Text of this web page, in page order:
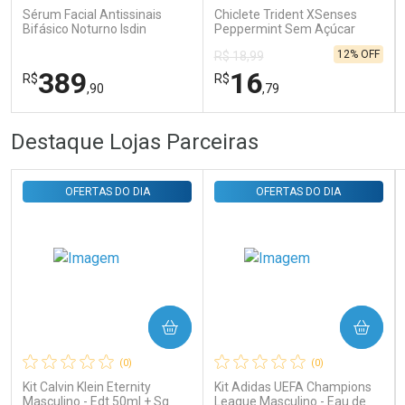
Sérum Facial Antissinais
Bifásico Noturno Isdin
R$389,90
FECHAR
Laboratório
Comprar sem Desconto
Por R$ 389,90/cada
FECHAR
Por Menos
Comprar sem Desconto
Por R$ 389,90/cada
Chiclete Trident XSenses
Peppermint Sem Açúcar
R$ 18,99
R$16,79
12% OFF
Comprar sem Desconto
Por R$ 16,79/cada
Por Menos
Comprar sem Desconto
Por R$ 16,79/cada
Destaque Lojas Parceiras
(0)
Kit Calvin Klein Eternity
Masculino - Edt 50ml + Sg
OFERTAS DO DIA
COMPRAR
(0)
Kit Adidas UEFA Champions
League Masculino - Eau de
OFERTAS DO DIA
COMPRAR